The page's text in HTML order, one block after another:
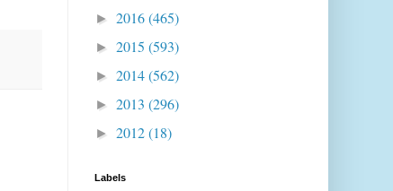
► 2016(465)
► 2015 (593)
► 2014(562)
► 2013 (296)
► 2012(18)
Labels